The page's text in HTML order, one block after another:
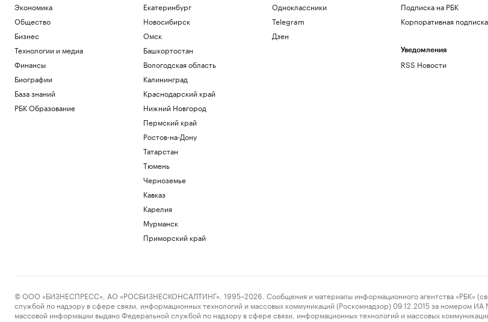
Сеул счел санкции Британии против
России угрозой своей
энергобезопасности
Политика
На 88-м году жизни ушел из жизни
художник Николай Марков
Общество
Отличия бензина классов Евро-2,
Евро-3, Евро-4 и Евро-5. Видео РБК
Генсек ООН осудил атаки украинских
беспилотников на регионы России
Будущее Ходынского поля: от пашни и
Экономика
Общество
Бизнес
Технологии и медиа
Финансы
Биографии
База знаний
РБК Образование
Екатеринбург
Новосибирск
Омск
Башкортостан
Вологодская область
Калининград
Краснодарский край
Нижний Новгород
Пермский край
Ростов-на-Дону
Татарстан
Тюмень
Черноземье
Кавказ
Карелия
Мурманск
Приморский край
Одноклассники
Telegram
Дзен
Подписка на РБК
Корпоративная подписка
Уведомления
RSS Новости
© ООО «БИЗНЕСПРЕСС», АО «РОСБИЗНЕСКОНСАЛТИНГ», 1995–2026. Сообщения и материалы информационного агентства «РБК»
службой по надзору в сфере связи, информационных технологий и массовых коммуникаций (Роскомнадзор) 09.12.2015 за номером
массовой информации выдано Федеральной службой по надзору в сфере связи, информационных технологий и массовых